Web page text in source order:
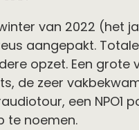
van 2022 (het
aangepakt.
opzet. Een
de zeer
een NPO1
te noemen.